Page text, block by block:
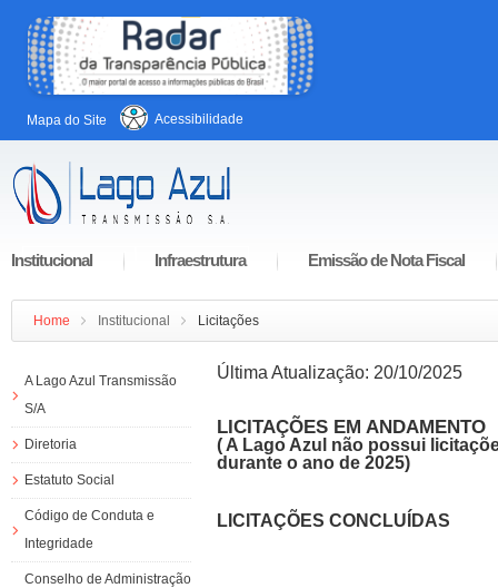
Mapa do Site Acessibilidade
Institucional Infraestrutura Emissão de Nota Fiscal
Home Institucional Licitações
A Lago Azul Transmissão
S/A
Diretoria
Estatuto Social
Código de Conduta e
Integridade
Conselho de Administração
Última Atualização: 20/10/2025
LICITAÇÕES EM ANDAMENTO
( A Lago Azul não possui
durante o ano de 2025)
LICITAÇÕES CONCLUÍDAS